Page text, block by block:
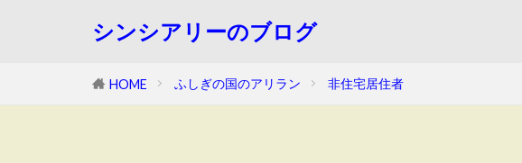
シンシアリーのブログ
HOME ふしぎの国のアリラン 非住宅居住者